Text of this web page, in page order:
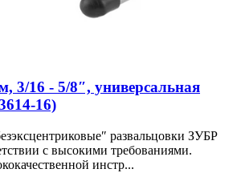
3/16 - 5/8″, универсальная
16)
развальцовки ЗУБР
с высокими требованиями.
инстр...